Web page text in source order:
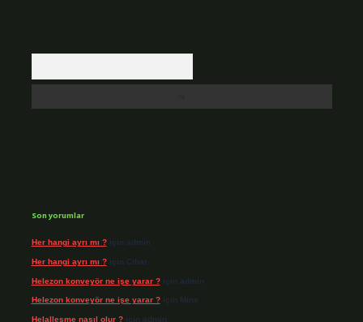
Son yorumlar
Her hangi ayrı mı ?için admin
Her hangi ayrı mı ?için Cihat
Helezon konveyör ne işe yarar ?için admin
Helezon konveyör ne işe yarar ?için Mine
Helalleşme nasıl olur ?için admin